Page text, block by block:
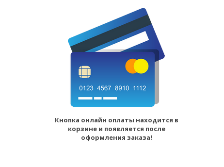
Кнопка онлайн оплаты находится в
корзине и появляется после
оформления заказа!